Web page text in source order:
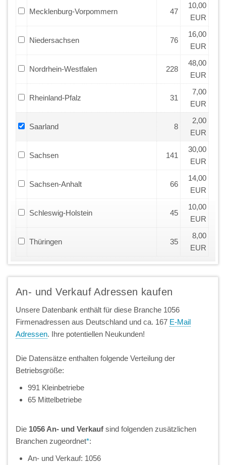
Mecklenburg-Vorpommern 47
10,00
EUR
Niedersachsen 76
16,00
EUR
Nordrhein-Westfalen 228
48,00
EUR
Rheinland-Pfalz 31
7,00
EUR
Saarland 8
2,00
EUR
Sachsen 141
30,00
EUR
Sachsen-Anhalt 66
14,00
EUR
Schleswig-Holstein 45
10,00
EUR
Thüringen 35
8,00
EUR
An- und Verkauf Adressen kaufen
Unsere Datenbank enthält für diese Branche 1056
Firmenadressen aus Deutschland und ca. 167 E-Mail
Adressen. Ihre potentiellen Neukunden!
Die Datensätze enthalten folgende Verteilung der
Betriebsgröße:
991 Kleinbetriebe
65 Mittelbetriebe
Die 1056 An- und Verkauf sind folgenden zusätzlichen
Branchen zugeordnet*:
An- und Verkauf: 1056